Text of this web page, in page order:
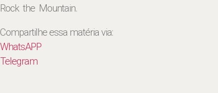
Rock the Mountain.
Compartilhe essa matéria via:
WhatsAPP
Telegram